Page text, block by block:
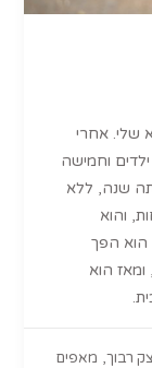
שלי. אחרי
וחמישה
שנה, ללא
והוא
הוא הפך
הוא
רבוך, מאפים